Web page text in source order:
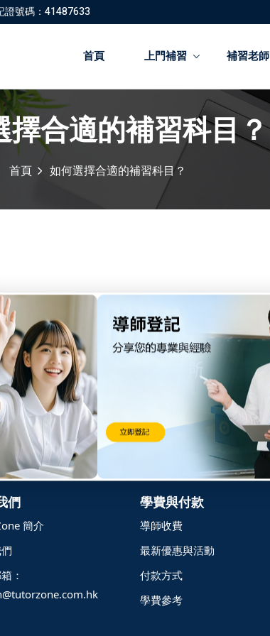
證號碼：41487633
首頁 上門補習 補習老師
擇合適的補習科目？
首頁 如何選擇合適的補習科目？
能提供該科目的公開試成績供家長核對(如需要)。
們
簡介
：
學費與付款
導師收費
最新優惠與活動
付款方式
學費參考
登錄 註冊
登錄
您還沒有帳號?註冊
我